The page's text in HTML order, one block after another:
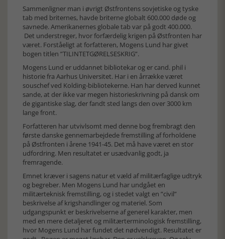
Sammenligner man i øvrigt Østfrontens sovjetiske og tyske
tab med briternes, havde briterne globalt 600.000 døde og
savnede. Amerikanernes globale tab var på godt 400.000.
Det understreger, hvor forfærdelig krigen på Østfronten har
været. Forståeligt at forfatteren, Mogens Lund har givet
bogen titlen ”TILINTETGØRELSESKRIG”.
Mogens Lund er uddannet bibliotekar og er cand. phil i
historie fra Aarhus Universitet. Har i en årrække været
souschef ved Kolding-bibliotekerne. Han har derved kunnet
sande, at der ikke var megen historieskrivning på dansk om
de gigantiske slag, der fandt sted langs den over 3000 km
lange front.
Forfatteren har utvivlsomt med denne bog frembragt den
første danske gennemarbejdede fremstilling af forholdene
på Østfronten i årene 1941-45. Det må have været en stor
udfordring. Men resultatet er usædvanlig godt, ja
fremragende.
Emnet kræver i sagens natur et væld af militærfaglige udtryk
og begreber. Men Mogens Lund har undgået en
militærteknisk fremstilling, og i stedet valgt en ”civil”
beskrivelse af krigshandlinger og materiel. Som
udgangspunkt er beskrivelserne af generel karakter, men
med en mere detaljeret og militærterminologisk fremstilling,
hvor Mogens Lund har fundet det nødvendigt. Resultatet er